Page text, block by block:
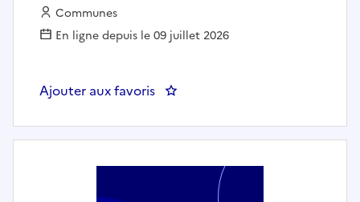
Employeur :
Communes
En ligne depuis le 09 juillet 2026
Ajouter aux favoris : Adjoint administratif en